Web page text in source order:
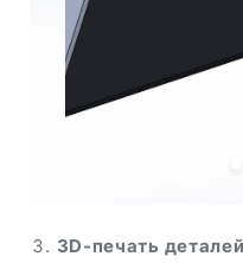
3D-печать деталей